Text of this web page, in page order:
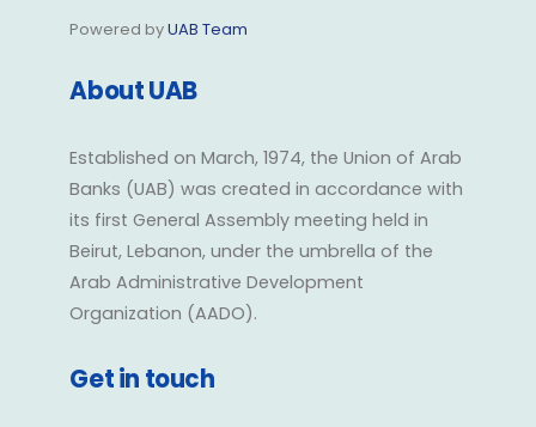
Powered byUAB Team
About UAB
Established on March, 1974, the Union of Arab
Banks (UAB) was created in accordance with
its first General Assembly meeting held in
Beirut, Lebanon, under the umbrella of the
Arab Administrative Development
Organization (AADO).
Get in touch